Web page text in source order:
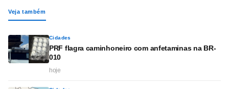
Veja também
Cidades
PRF flagra caminhoneiro com anfetaminas na BR-
010
hoje